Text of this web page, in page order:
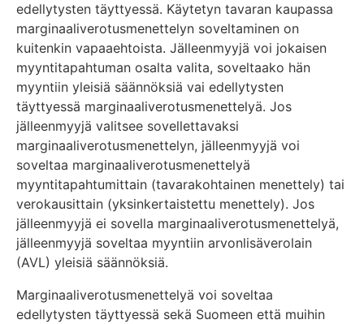
edellytysten täyttyessä. Käytetyn tavaran kaupassa
marginaaliverotusmenettelyn soveltaminen on
kuitenkin vapaaehtoista. Jälleenmyyjä voi jokaisen
myyntitapahtuman osalta valita, soveltaako hän
myyntiin yleisiä säännöksiä vai edellytysten
täyttyessä marginaaliverotusmenettelyä. Jos
jälleenmyyjä valitsee sovellettavaksi
marginaaliverotusmenettelyn, jälleenmyyjä voi
soveltaa marginaaliverotusmenettelyä
myyntitapahtumittain (tavarakohtainen menettely) tai
verokausittain (yksinkertaistettu menettely). Jos
jälleenmyyjä ei sovella marginaaliverotusmenettelyä,
jälleenmyyjä soveltaa myyntiin arvonlisäverolain
(AVL) yleisiä säännöksiä.
Marginaaliverotusmenettelyä voi soveltaa
edellytysten täyttyessä sekä Suomeen että muihin